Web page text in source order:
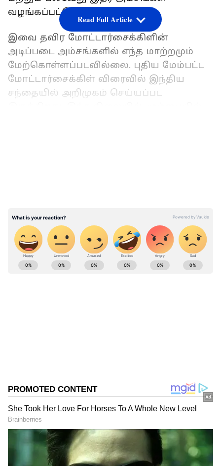
வழங்கப்பட்டு இருக்கின்றன.
இவை தவிர மோட்டார்சைக்கிளின்
அடிப்படை அம்சங்களில் எந்த மாற்றமும்
மேற்கொள்ளப்படவில்லை. புதிய மேம்பட்ட
மோட்டார்சைக்கிள் விரைவில் இந்திய
சந்தையில் அறிமுகம் செய்யப்பட
Read Full Article
ABOUT THE AUTHOR